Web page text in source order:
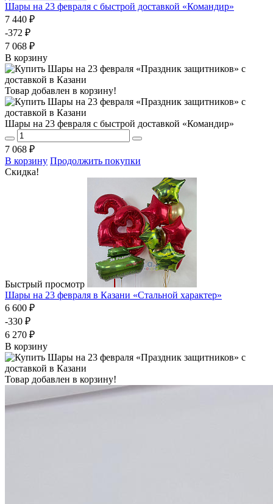
Шары на 23 февраля с быстрой доставкой «Командир»
7 440 ₽
-372 ₽
7 068 ₽
В корзину
Товар добавлен в корзину!
Шары на 23 февраля с быстрой доставкой «Командир»
7 068 ₽
В корзину Продолжить покупки
Скидка!
Быстрый просмотр
Шары на 23 февраля в Казани «Стальной характер»
6 600 ₽
-330 ₽
6 270 ₽
В корзину
Товар добавлен в корзину!